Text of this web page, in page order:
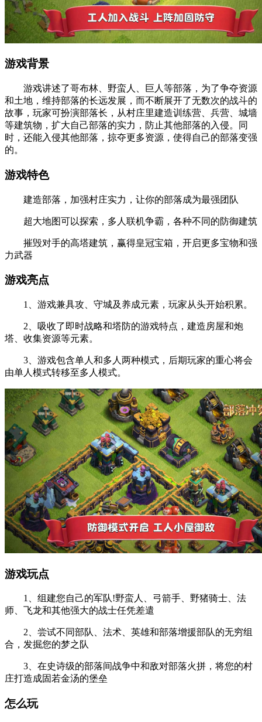
游戏背景
游戏讲述了哥布林、野蛮人、巨人等部落，为了争夺资源
和土地，维持部落的长远发展，而不断展开了无数次的战斗的
故事，玩家可扮演部落长，从村庄里建造训练营、兵营、城墙
等建筑物，扩大自己部落的实力，防止其他部落的入侵。同
时，还能入侵其他部落，掠夺更多资源，使得自己的部落变强
的。
游戏特色
建造部落，加强村庄实力，让你的部落成为最强团队
超大地图可以探索，多人联机争霸，各种不同的防御建筑
摧毁对手的高塔建筑，赢得皇冠宝箱，开启更多宝物和强
力武器
游戏亮点
1、游戏兼具攻、守城及养成元素，玩家从头开始积累。
2、吸收了即时战略和塔防的游戏特点，建造房屋和炮
塔、收集资源等元素。
3、游戏包含单人和多人两种模式，后期玩家的重心将会
由单人模式转移至多人模式。
游戏玩点
1、组建您自己的军队!野蛮人、弓箭手、野猪骑士、法
师、飞龙和其他强大的战士任凭差遣
2、尝试不同部队、法术、英雄和部落增援部队的无穷组
合，发掘您的梦之队
3、在史诗级的部落间战争中和敌对部落火拼，将您的村
庄打造成固若金汤的堡垒
怎么玩